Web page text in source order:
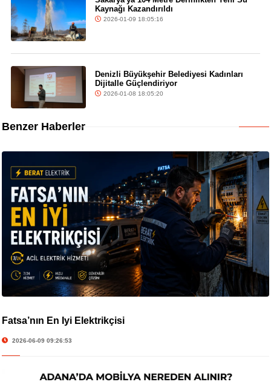
Kaynağı Kazandırıldı
2026-01-09 18:05:16
Denizli Büyükşehir Belediyesi Kadınları
Dijitalle Güçlendiriyor
2026-01-08 18:05:20
Benzer Haberler
Fatsa’nın En İyi Elektrikçisi
2026-06-09 09:26:53